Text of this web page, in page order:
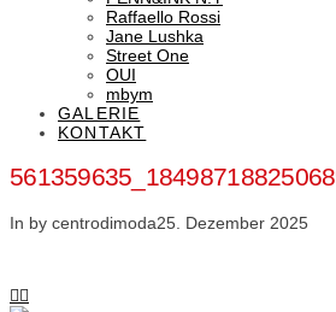
Raffaello Rossi
Jane Lushka
Street One
OUI
mbym
GALERIE
KONTAKT
In by centrodimoda25. Dezember 2025